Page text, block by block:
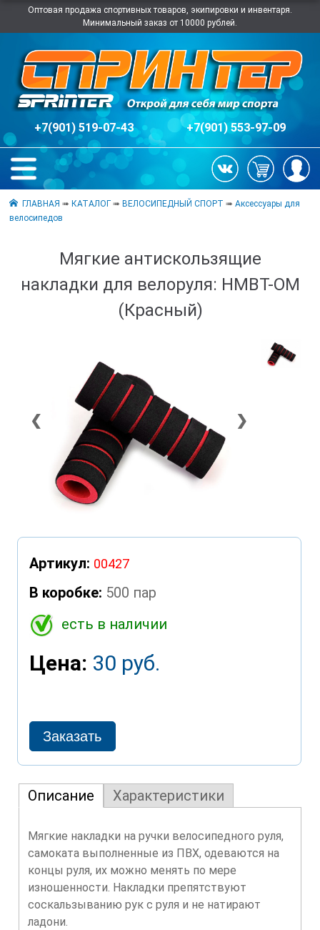
Оптовая продажа спортивных товаров, экипировки и инвентаря.
Минимальный заказ от 10000 рублей.
+7(901) 519-07-43 +7(901) 553-97-09
ГЛАВНАЯ ➠КАТАЛОГ ➠ВЕЛОСИПЕДНЫЙ СПОРТ ➠Аксессуары для
велосипедов
Мягкие антискользящие
накладки для велоруля: НМВТ-OM
(Красный)
❮ ❯
Артикул: 00427
В коробке: 500 пар
есть в наличии
Цена: 30 руб.
Описание Характеристики
Мягкие накладки на ручки велосипедного руля,
самоката выполненные из ПВХ, одеваются на
концы руля, их можно менять по мере
изношенности. Накладки препятствуют
соскальзыванию рук с руля и не натирают
ладони.